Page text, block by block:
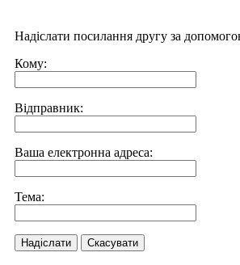
Надіслати посилання другу за
Кому:
Відправник:
Ваша електронна адреса:
Тема:
Надіслати Скасувати